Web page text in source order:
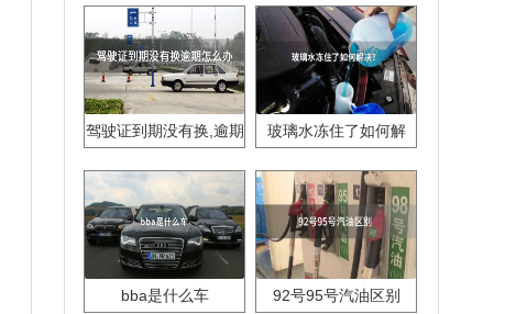
驾驶证到期没有换,逾期
玻璃水冻住了如何解
bba是什么车 92号95号汽油区别